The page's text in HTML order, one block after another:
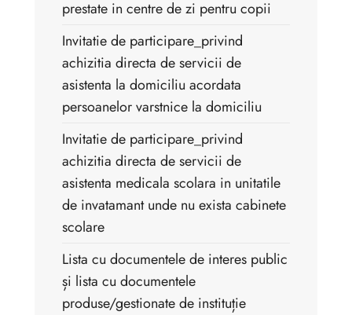
prestate in centre de zi pentru copii
Invitatie de participare_privind
achizitia directa de servicii de
asistenta la domiciliu acordata
persoanelor varstnice la domiciliu
Invitatie de participare_privind
achizitia directa de servicii de
asistenta medicala scolara in unitatile
de invatamant unde nu exista cabinete
scolare
Lista cu documentele de interes public
și lista cu documentele
produse/gestionate de instituție